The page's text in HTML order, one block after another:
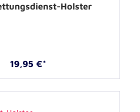
Holster
19,95 €*